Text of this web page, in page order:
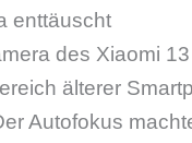
enttäuscht
des Xiaomi
älterer
Autofokus